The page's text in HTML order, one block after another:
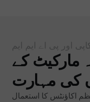
اور پی اے ایم ایم
مارکیٹ کے
کی مہارت
اکاؤنٹس کا استعمال